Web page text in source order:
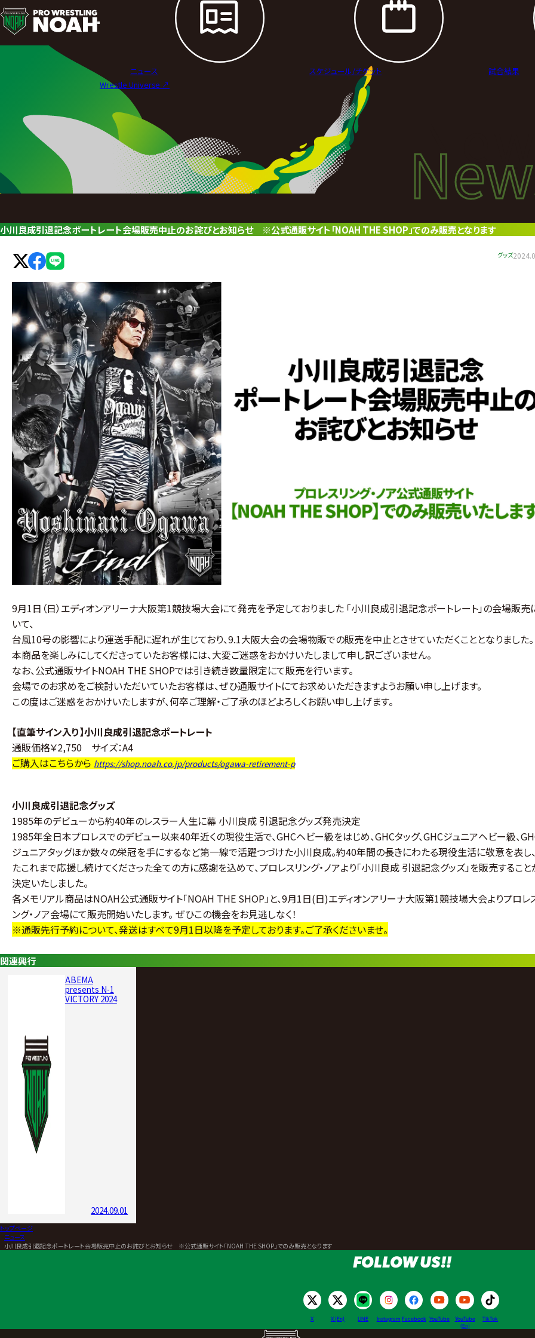
ニ
ュ
レ
ス
リ
グ・
ア
公
式
サ
イ
ト
ニュース スケジュール/チケット
試合結果
Wrestle Universe ↗︎
ニ
小川良成引退記念ポートレート会場販売中止のお詫びとお知らせ ※公式通販サイト「NOAH THE SHOP」でのみ販売となります
グッズ
9月1日（日）エディオンアリーナ大阪第1競技場大会にて発売を予定しておりました 「小川良成引退記念ポートレート」の会場販売
いて、
台風10号の影響により運送手配に遅れが生じており、9.1大阪大会の会場物販での販売を中止とさせていただくこととなりました。
本商品を楽しみにしてくださっていたお客様には、大変ご迷惑をおかけいたしまして申し訳ございません。
なお、公式通販サイトNOAH THE SHOPでは引き続き数量限定にて販売を行います。
会場でのお求めをご検討いただいていたお客様は、ぜひ通販サイトにてお求めいただきますようお願い申し上げます。
この度はご迷惑をおかけいたしますが、何卒ご理解・ご了承のほどよろしくお願い申し上げます。
【直筆サイン入り】小川良成引退記念ポートレート
通販価格￥2,750 サイズ：A4
ご購入はこちらから https://shop.noah.co.jp/products/ogawa-retirement-p
小川良成引退記念グッズ
1985年のデビューから約40年のレスラー人生に幕 小川良成 引退記念グッズ発売決定
1985年全日本プロレスでのデビュー以来40年近くの現役生活で、GHCヘビー級をはじめ、GHCタッグ、GHCジュニアヘビー級、
ジュニアタッグほか数々の栄冠を手にするなど第一線で活躍つづけた小川良成。約40年間の長きにわたる現役生活に敬意を表し
たこれまで応援し続けてくださった全ての方に感謝を込めて、プロレスリング・ノアより「小川良成 引退記念グッズ」を販売すること
決定いたしました。
各メモリアル商品はNOAH公式通販サイト「NOAH THE SHOP」と、9月1日(日)エディオンアリーナ大阪第1競技場大会よりプロレ
ング・ノア会場にて販売開始いたします。 ぜひこの機会をお見逃しなく！
※通販先行予約について、発送はすべて9月1日以降を予定しております。ご了承くださいませ。
関連興行
ABEMA
presents N-1
VICTORY 2024
2024.09.01
トップページ
ニュース
小川良成引退記念ポートレート会場販売中止のお詫びとお知らせ ※公式通販サイト「NOAH THE SHOP」でのみ販売となります
FOLLOW US!!
X X (En) LINE Instagram Facebook YouTube
YouTube
(En)
TikTok